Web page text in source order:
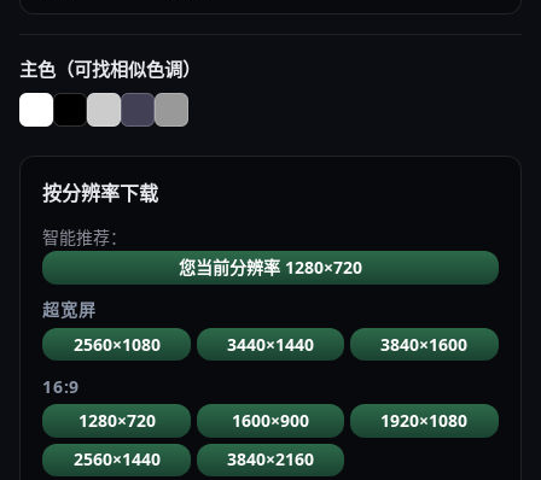
主色（可找相似色调）
按分辨率下载
智能推荐：
您当前分辨率 1280×720
超宽屏
2560×1080
3440×1440
3840×1600
16:9
1280×720
1600×900
1920×1080
2560×1440
3840×2160